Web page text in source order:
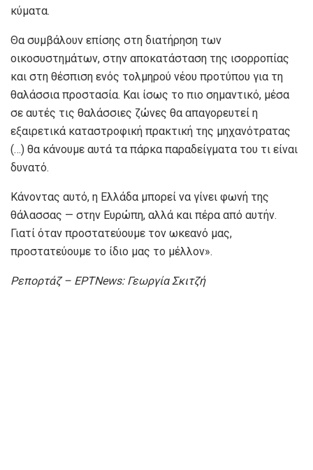
κύματα.
Θα συμβάλουν επίσης στη διατήρηση των
οικοσυστημάτων, στην αποκατάσταση της ισορροπίας
και στη θέσπιση ενός τολμηρού νέου προτύπου για τη
θαλάσσια προστασία. Και ίσως το πιο σημαντικό, μέσα
σε αυτές τις θαλάσσιες ζώνες θα απαγορευτεί η
εξαιρετικά καταστροφική πρακτική της μηχανότρατας
(…) θα κάνουμε αυτά τα πάρκα παραδείγματα του τι είναι
δυνατό.
Κάνοντας αυτό, η Ελλάδα μπορεί να γίνει φωνή της
θάλασσας — στην Ευρώπη, αλλά και πέρα από αυτήν.
Γιατί όταν προστατεύουμε τον ωκεανό μας,
προστατεύουμε το ίδιο μας το μέλλον».
Ρεπορτάζ – ΕΡΤNews: Γεωργία Σκιτζή